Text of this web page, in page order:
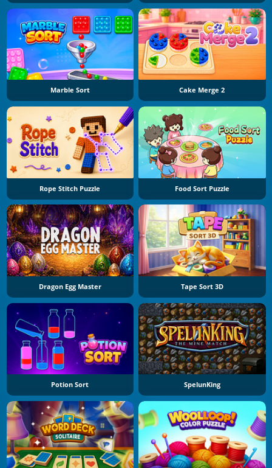
Marble Sort Cake Merge 2
Rope Stitch Puzzle Food Sort Puzzle
Dragon Egg Master Tape Sort 3D
Potion Sort SpelunKing